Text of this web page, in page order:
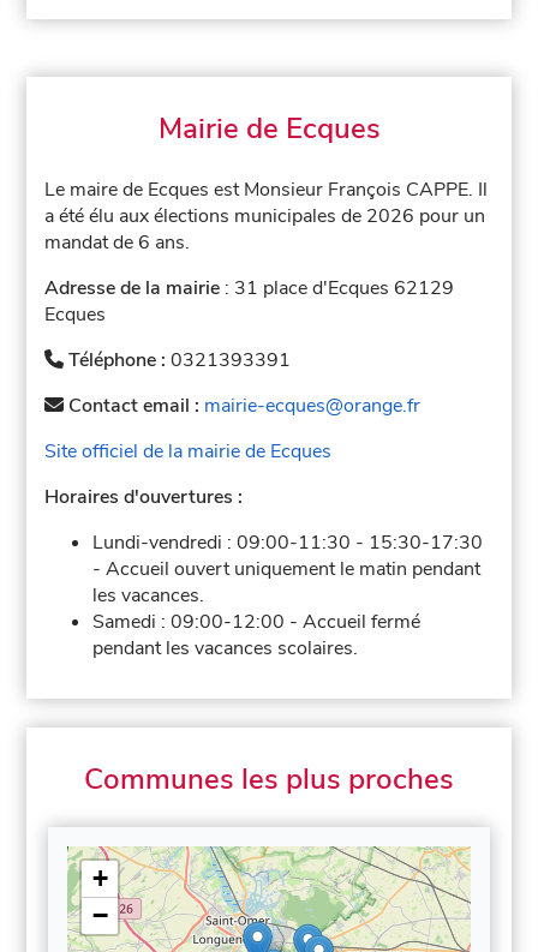
Mairie de Ecques
Le maire de Ecques est Monsieur François CAPPE. Il
a été élu aux élections municipales de 2026 pour un
mandat de 6 ans.
Adresse de la mairie : 31 place d'Ecques 62129
Ecques
Téléphone :0321393391
Contact email : mairie-ecques@orange.fr
Site officiel de la mairie de Ecques
Horaires d'ouvertures :
Lundi-vendredi :09:00-11:30 - 15:30-17:30
-Accueil ouvert uniquement le matin pendant
les vacances.
Samedi :09:00-12:00 -Accueil fermé
pendant les vacances scolaires.
Communes les plus proches
+
−